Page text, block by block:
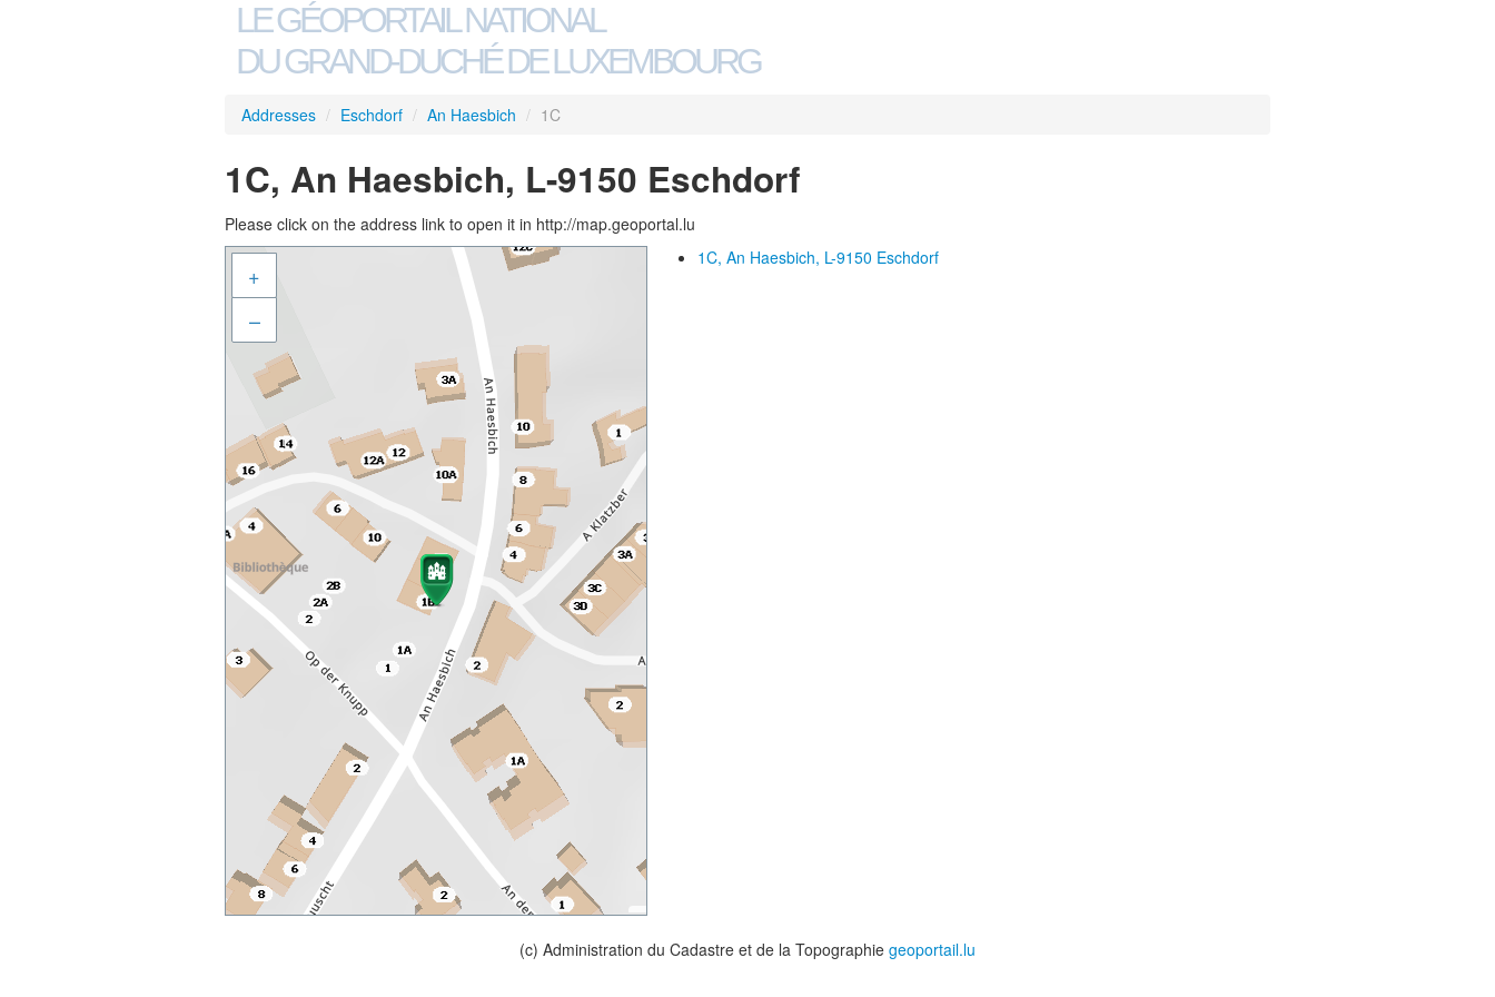
LE GÉOPORTAIL NATIONAL
DU GRAND-DUCHÉ DE LUXEMBOURG
Addresses / Eschdorf / An Haesbich / 1C
1C, An Haesbich, L-9150 Eschdorf
Please click on the address link to open it in http://map.geoportal.lu
+
–
1C, An Haesbich, L-9150 Eschdorf
(c) Administration du Cadastre et de la Topographie geoportail.lu